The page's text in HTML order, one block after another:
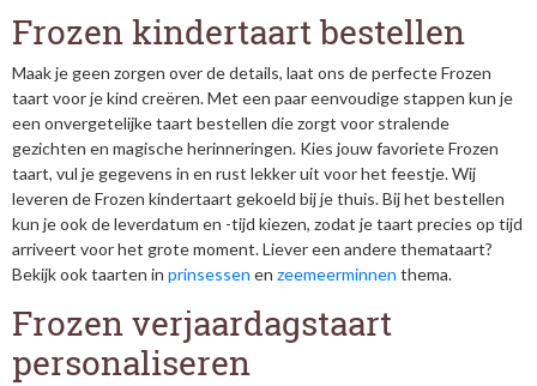
Frozen kindertaart bestellen
Maak je geen zorgen over de details, laat ons de perfecte Frozen
taart voor je kind creëren. Met een paar eenvoudige stappen kun je
een onvergetelijke taart bestellen die zorgt voor stralende
gezichten en magische herinneringen. Kies jouw favoriete Frozen
taart, vul je gegevens in en rust lekker uit voor het feestje. Wij
leveren de Frozen kindertaart gekoeld bij je thuis. Bij het bestellen
kun je ook de leverdatum en -tijd kiezen, zodat je taart precies op tijd
arriveert voor het grote moment. Liever een andere themataart?
Bekijk ook taarten in prinsessen en zeemeerminnen thema.
Frozen verjaardagstaart
personaliseren